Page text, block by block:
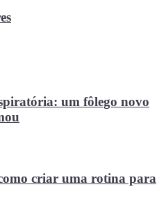
um fôlego novo
criar uma rotina para